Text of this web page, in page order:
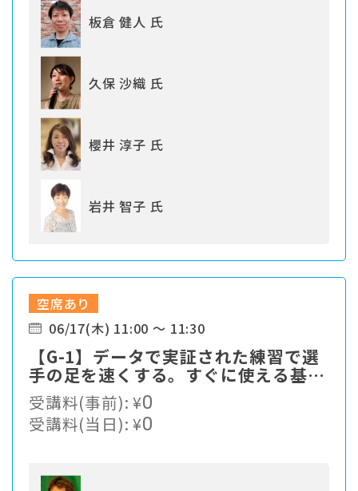
板倉 健人 氏
久保 沙織 氏
櫻井 淳子 氏
岩井 智子 氏
空席あり
06/17(木) 11:00 ～ 11:30
【G-1】データで実証された練習で選
手の足を速くする。すぐに使える基本
をお伝えします。
受講料(事前):¥0
受講料(当日):¥0